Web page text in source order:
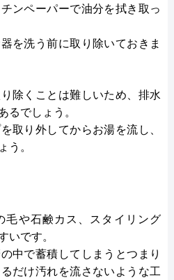
ンペーパーで油分を拭き取っ
を洗う前に取り除いておきま
除くことは難しいため、排水
るでしょう。
取り外してからお湯を流し、
う。
毛や石鹸カス、スタイリング
いです。
中で蓄積してしまうとつまり
だけ汚れを流さないような工